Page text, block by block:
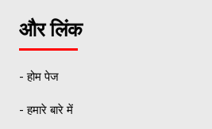
और लिंक
- होम पेज
- हमारे बारे में